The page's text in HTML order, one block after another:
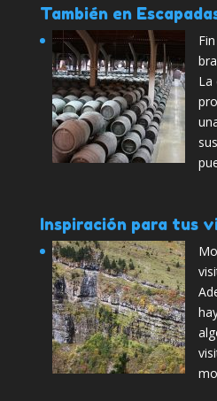
También en
La
Inspiración para tus